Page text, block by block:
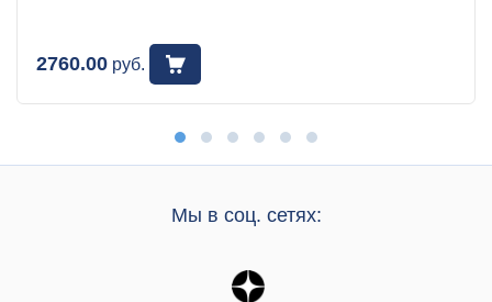
2760.00 руб.
Мы в соц. сетях: